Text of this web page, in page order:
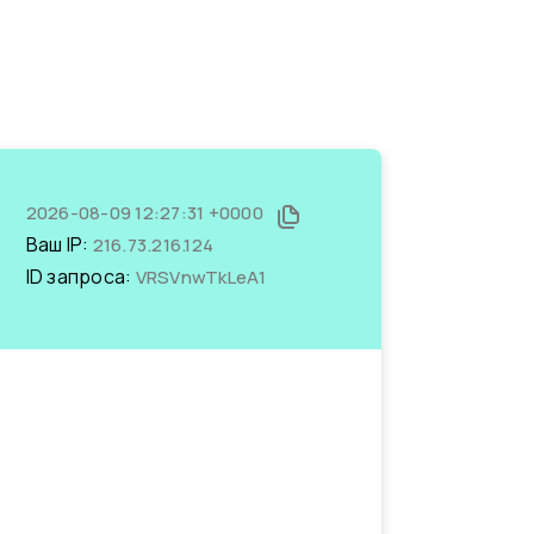
2026-08-09 12:27:31 +0000
Ваш IP: 216.73.216.124
ID запроса: VRSVnwTkLeA1